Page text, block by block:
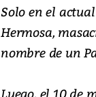
Solo en el
Hermosa,
nombre de un
Luego, el 10 de